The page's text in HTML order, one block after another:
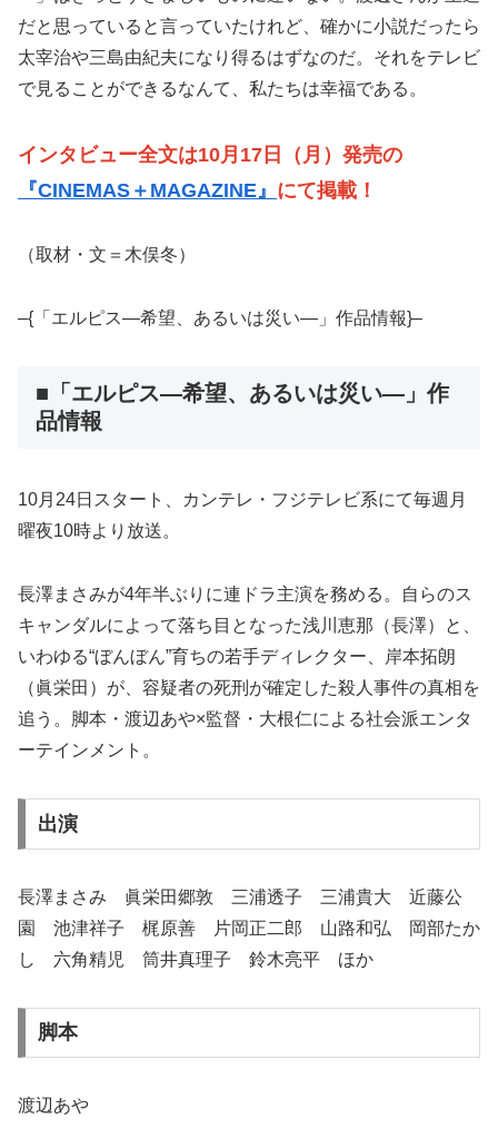
だと思っていると言っていたけれど、確かに小説だったら
太宰治や三島由紀夫になり得るはずなのだ。それをテレビ
で見ることができるなんて、私たちは幸福である。
インタビュー全文は10月17日（月）発売の
『CINEMAS＋MAGAZINE』 にて掲載！
（取材・文＝木俣冬）
–{「エルピス—希望、あるいは災い—」作品情報}–
■「エルピス—希望、あるいは災い—」作
品情報
10月24日スタート、カンテレ・フジテレビ系にて毎週月
曜夜10時より放送。
長澤まさみが4年半ぶりに連ドラ主演を務める。自らのス
キャンダルによって落ち目となった浅川恵那（長澤）と、
いわゆる“ぼんぼん”育ちの若手ディレクター、岸本拓朗
（眞栄田）が、容疑者の死刑が確定した殺人事件の真相を
追う。脚本・渡辺あや×監督・大根仁による社会派エンタ
ーテインメント。
出演
長澤まさみ 眞栄田郷敦 三浦透子 三浦貴大 近藤公
園 池津祥子 梶原善 片岡正二郎 山路和弘 岡部たか
し 六角精児 筒井真理子 鈴木亮平 ほか
脚本
渡辺あや